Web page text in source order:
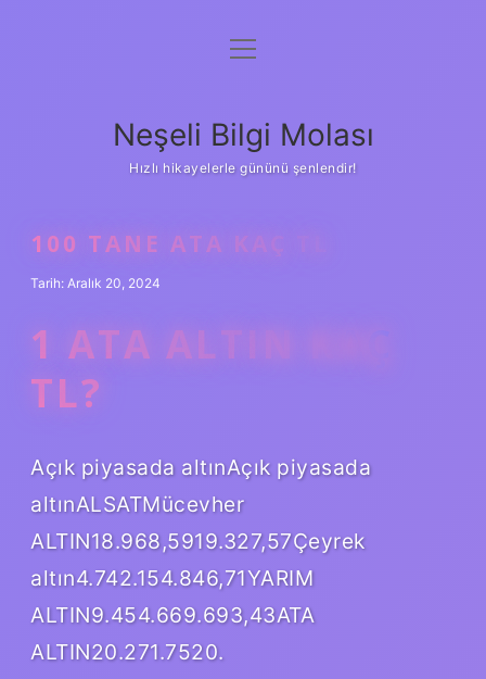
Anasayfa
Yasal Uyarı
menüyü
Neşeli Bilgi Molası
Hızlı hikayelerle gününü şenlendir!
100 TANE ATA KAÇ TL
Tarih: Aralık 20, 2024
1 ATA ALTIN KAÇ
TL?
Açık piyasada altınAçık piyasada
altınALSATMücevher
ALTIN18.968,5919.327,57Çeyrek
altın4.742.154.846,71YARIM
ALTIN9.454.669.693,43ATA
ALTIN20.271.7520.